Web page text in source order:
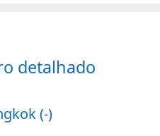
detalhado
(-)